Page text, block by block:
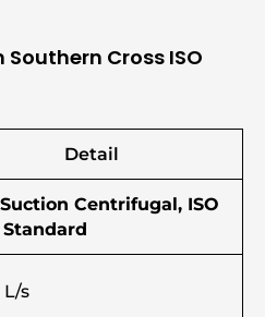
Cross ISO
Detail
Centrifugal, ISO
Standard
L/s